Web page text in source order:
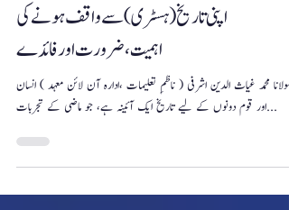
اپنی تاریخ (ہسٹری) سے واقف ہونے کی
اہمیت،ضرورت اور فائدے
مولانا محمد غیاث الدین اشرفی ( ناظمِ تعلیمات ،ادارہ آن لائن معہد ) انسان
اور قوم دونوں کے لیے تاریخ ایک آئینہ ہے، جو ماضی کے تجربات...